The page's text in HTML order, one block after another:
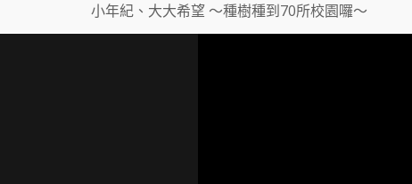
小年紀、大大希望 ～種樹種到70所校園囉～